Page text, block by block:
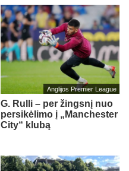
Anglijos Premier League
G. Rulli – per žingsnį nuo
persikėlimo į „Manchester
City“ klubą